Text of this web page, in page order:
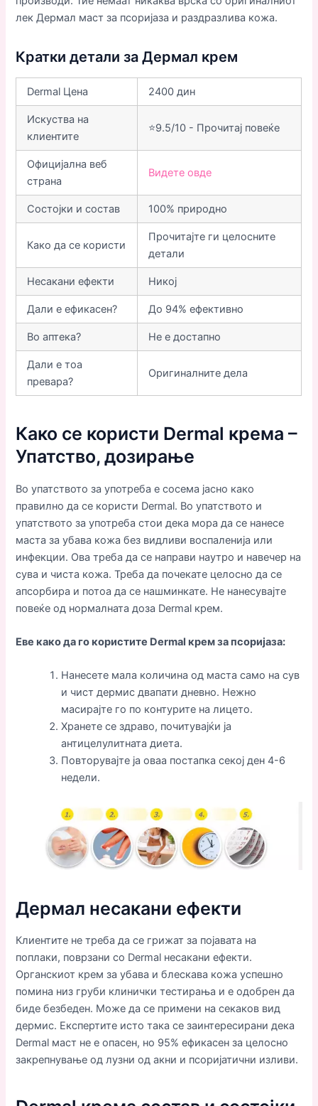
лек Дермал маст за псоријаза и раздразлива кожа.
Кратки детали за Дермал крем
Dermal Цена 2400 дин
Искуства на
клиентите
⭐9.5/10 - Прочитај повеќе
Официјална веб
страна
Видете овде
Состојки и состав 100% природно
Како да се користи
Прочитајте ги целосните
детали
Несакани ефекти Никој
Дали е ефикасен? До 94% ефективно
Во аптека? Не е достапно
Дали е тоа
превара?
Оригиналните дела
Како се користи Dermal крема –
Упатство, дозирање
Во упатството за употреба е сосема јасно како
правилно да се користи Dermal. Во упатството и
упатството за употреба стои дека мора да се нанесе
маста за убава кожа без видливи воспаленија или
инфекции. Ова треба да се направи наутро и навечер на
сува и чиста кожа. Треба да почекате целосно да се
апсорбира и потоа да се нашминкате. Не нанесувајте
повеќе од нормалната доза Dermal крем.
Еве како да го користите Dermal кремза псоријаза:
Нанесете мала количина од маста само на сув
и чист дермис двапати дневно. Нежно
масирајте го по контурите на лицето.
Хранете се здраво, почитувајќи ја
антицелулитната диета.
Повторувајте ја оваа постапка секој ден 4-6
недели.
Дермал несакани ефекти
Клиентите не треба да се грижат за појавата на
поплаки, поврзани со Dermal несакани ефекти.
Органскиот крем за убава и блескава кожа успешно
помина низ груби клинички тестирања и е одобрен да
биде безбеден. Може да се примени на секаков вид
дермис. Експертите исто така се заинтересирани дека
Dermal маст не е опасен, но 95% ефикасен за целосно
закрепнување од лузни од акни и псоријатични изливи.